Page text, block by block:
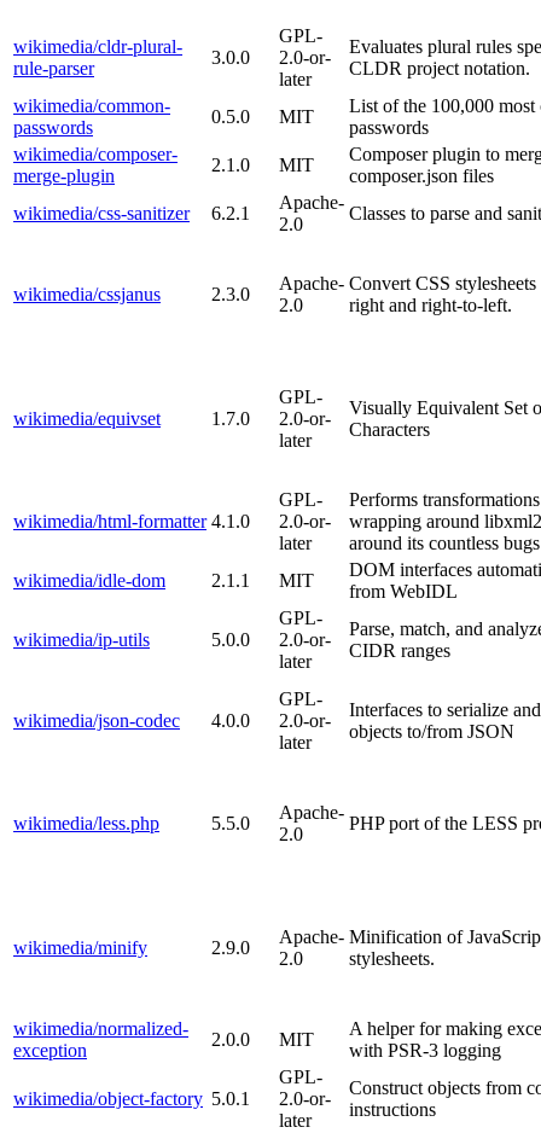
wikimedia/cldr-plural-
rule-parser
3.0.0
GPL-
2.0-or-
later
Evaluates plural rules
CLDR project notation.
wikimedia/common-
passwords
0.5.0 MIT
List of the 100,000 most
passwords
wikimedia/composer-
merge-plugin
2.1.0 MIT
Composer plugin to
composer.json files
wikimedia/css-sanitizer
6.2.1
Apache-
2.0
Classes to parse and
wikimedia/cssjanus 2.3.0
Apache-
2.0
Convert CSS
right and right-to-left.
wikimedia/equivset 1.7.0
GPL-
2.0-or-
later
Visually Equivalent Set
Characters
wikimedia/html-formatter 4.1.0
GPL-
2.0-or-
later
Performs
wrapping around
around its countless
wikimedia/idle-dom
2.1.1 MIT
DOM interfaces
from WebIDL
wikimedia/ip-utils 5.0.0
GPL-
2.0-or-
later
Parse, match, and
CIDR ranges
wikimedia/json-codec 4.0.0
GPL-
2.0-or-
later
Interfaces to serialize
objects to/from JSON
wikimedia/less.php 5.5.0
Apache-
2.0
PHP port of the LESS
wikimedia/minify 2.9.0
Apache-
2.0
Minification of
stylesheets.
wikimedia/normalized-
exception
2.0.0 MIT
A helper for making
with PSR-3 logging
wikimedia/object-factory 5.0.1
GPL-
2.0-or-
later
Construct objects from
instructions